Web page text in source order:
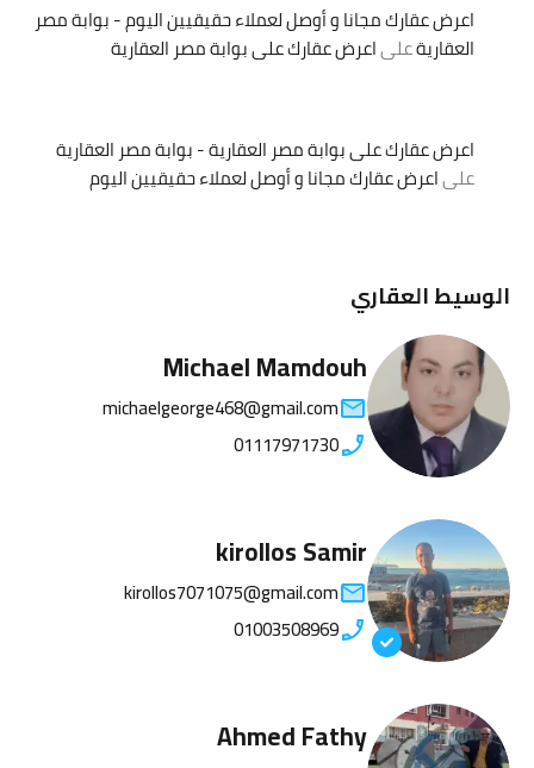
اعرض عقارك مجانا و أوصل لعملاء حقيقيين اليوم - بوابة مصر
العقاريةعلىاعرض عقارك على بوابة مصر العقارية
اعرض عقارك على بوابة مصر العقارية - بوابة مصر العقارية
علىاعرض عقارك مجانا و أوصل لعملاء حقيقيين اليوم
الوسيط العقاري
Michael Mamdouh
michaelgeorge468@gmail.com
01117971730
kirollos Samir
kirollos7071075@gmail.com
01003508969
Ahmed Fathy